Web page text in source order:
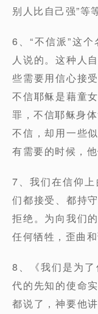
别人比自己强”等
6、“不信派”这
人说的。这种人
些需要用信心接
不信耶稣是藉童
罪，不信耶稣身
不信，却用一些
有需要的时候，
7、我们在信仰
们都接受、都持
拒绝。为向我们
任何牺牲，歪曲
8、《我们是为
代的先知的使命
都说了，神要他